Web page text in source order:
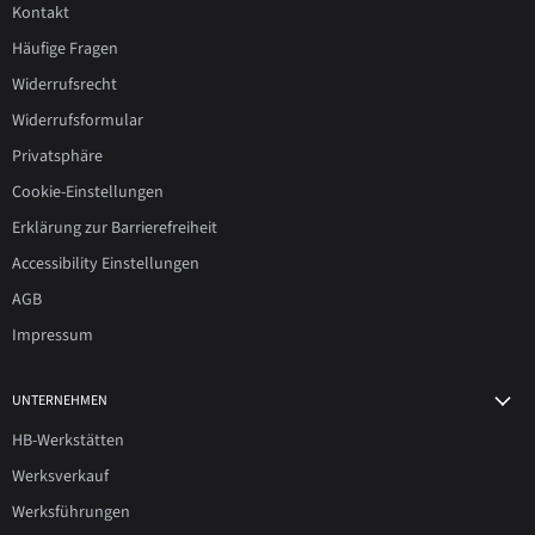
Kontakt
Häufige Fragen
Widerrufsrecht
Widerrufsformular
Privatsphäre
Cookie-Einstellungen
Erklärung zur Barrierefreiheit
Accessibility Einstellungen
AGB
Impressum
UNTERNEHMEN
HB-Werkstätten
Werksverkauf
Werksführungen